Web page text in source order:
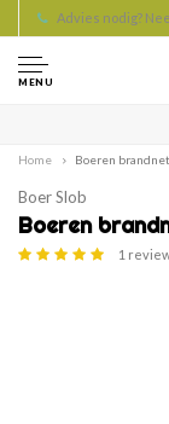
Advies nodig?
MENU
Home Boeren
Boer Slob
Boeren
1